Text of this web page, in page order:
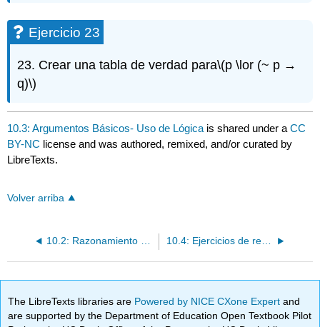
Ejercicio 23
23. Crear una tabla de verdad para\(p \lor (~ p →
q)\)
10.3: Argumentos Básicos- Uso de Lógica is shared under aCC
BY-NC license and was authored, remixed, and/or curated by
LibreTexts.
Volver arriba
10.2: Razonamiento y Lógica 10.4: Ejercicios de revisión
The LibreTexts libraries are Powered by NICE CXone Expertand
are supported by the Department of Education Open Textbook Pilot